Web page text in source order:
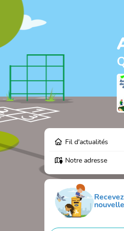
Fil d'actualités
Notre adresse